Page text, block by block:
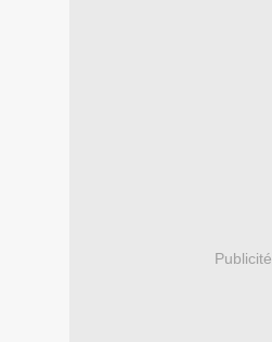
Publicité